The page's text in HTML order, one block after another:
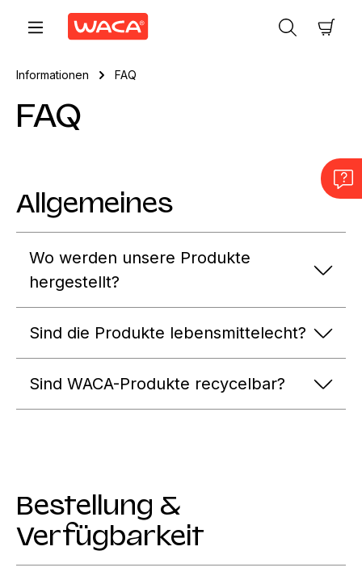
Zum Hauptinhalt springen
Informationen FAQ
FAQ
Allgemeines
Wo werden unsere Produkte
hergestellt?
Sind die Produkte lebensmittelecht?
Sind WACA-Produkte recycelbar?
Bestellung &
Verfügbarkeit